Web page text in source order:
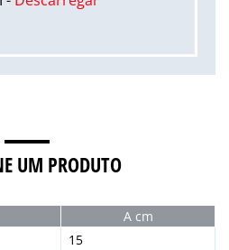
UM PRODUTO
A cm
15